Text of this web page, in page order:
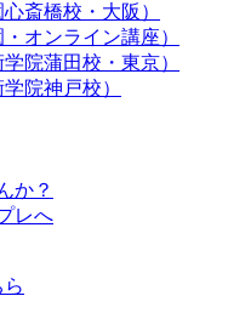
斎橋校・大阪）
オンライン講座）
院蒲田校・東京）
院神戸校）
か？
レへ